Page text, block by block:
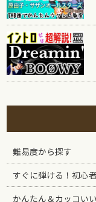
難易度から探す
すぐに弾ける！初心
かんたん＆カッコいい